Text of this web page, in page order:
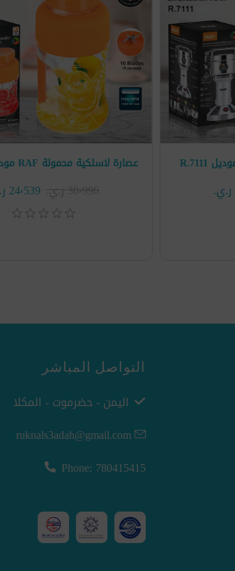
30٬996 ر.ي.‏ 24٬539 ر.ي.‏
التواصل المباشر
اليمن - حضرموت - المكلا
ruknals3adah@gmail.com
Phone: 780415415